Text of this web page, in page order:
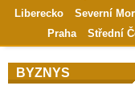
Liberecko
Severní
Praha
Střední
BYZNYS